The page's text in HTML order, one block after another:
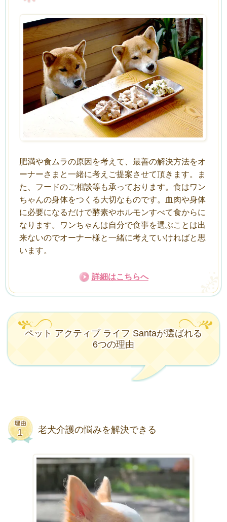
肥満や食ムラの原因を考えて、最善の解決方法をオ
ーナーさまと一緒に考えご提案させて頂きます。ま
た、フードのご相談等も承っております。食はワン
ちゃんの身体をつくる大切なものです。血肉や身体
に必要になるだけで酵素やホルモンすべて食からに
なります。ワンちゃんは自分で食事を選ぶことは出
来ないのでオーナー様と一緒に考えていければと思
います。
詳細はこちらへ
ペット アクティブ ライフ Santaが選ばれる
6つの理由
老犬介護の悩みを解決できる